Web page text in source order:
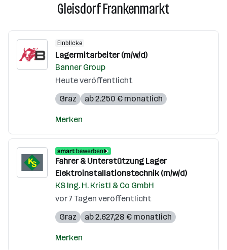
Gleisdorf Frankenmarkt
Einblicke
Lagermitarbeiter (m/w/d)
Banner Group
Heute veröffentlicht
Graz
ab 2.250 € monatlich
Merken
Fahrer & Unterstützung Lager
Elektroinstallationstechnik (m/w/d)
KS Ing. H. Kristl & Co GmbH
vor 7 Tagen veröffentlicht
Graz
ab 2.627,28 € monatlich
Merken